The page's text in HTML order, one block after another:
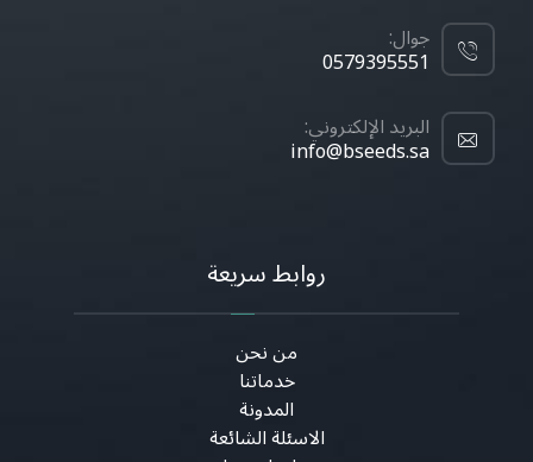
جوال:
0579395551
البريد الإلكتروني:
info@bseeds.sa
روابط سريعة
من نحن
خدماتنا
المدونة
الاسئلة الشائعة